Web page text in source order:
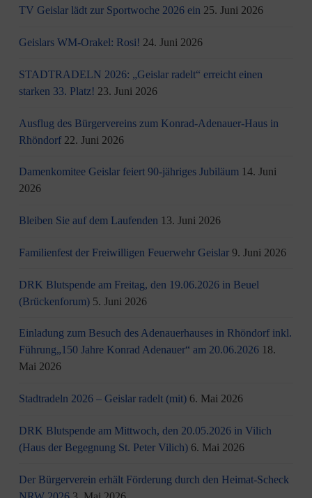
TV Geislar lädt zur Sportwoche 2026 ein 25. Juni 2026
Geislars WM-Orakel: Rosi! 24. Juni 2026
STADTRADELN 2026: „Geislar radelt“ erreicht einen
starken 33. Platz! 23. Juni 2026
Ausflug des Bürgervereins zum Konrad-Adenauer-Haus in
Rhöndorf 22. Juni 2026
Damenkomitee Geislar feiert 90-jähriges Jubiläum 14. Juni
2026
Bleiben Sie auf dem Laufenden 13. Juni 2026
Familienfest der Freiwilligen Feuerwehr Geislar 9. Juni 2026
DRK Blutspende am Freitag, den 19.06.2026 in Beuel
(Brückenforum) 5. Juni 2026
Einladung zum Besuch des Adenauerhauses in Rhöndorf inkl.
Führung„150 Jahre Konrad Adenauer“ am 20.06.2026 18.
Mai 2026
Stadtradeln 2026 – Geislar radelt (mit) 6. Mai 2026
DRK Blutspende am Mittwoch, den 20.05.2026 in Vilich
(Haus der Begegnung St. Peter Vilich) 6. Mai 2026
Der Bürgerverein erhält Förderung durch den Heimat-Scheck